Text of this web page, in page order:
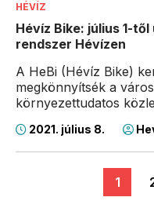
HÉVÍZ
Hévíz Bike: július 1-
rendszer Hévízen
A HeBi (Hévíz Bike)
megkönnyítsék a
környezettudatos
2021. július 8.
1